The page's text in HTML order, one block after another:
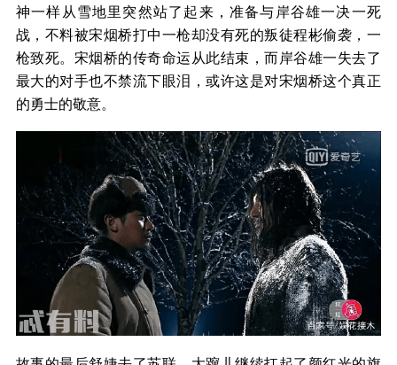
神一样从雪地里突然站了起来，准备与岸谷雄一决一死
战，不料被宋烟桥打中一枪却没有死的叛徒程彬偷袭，一
枪致死。宋烟桥的传奇命运从此结束，而岸谷雄一失去了
最大的对手也不禁流下眼泪，或许这是对宋烟桥这个真正
的勇士的敬意。